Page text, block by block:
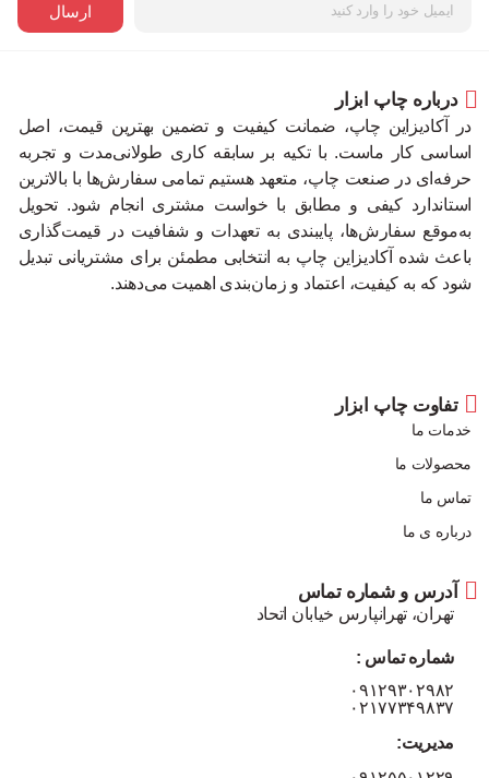
ارسال
درباره چاپ ابزار
در آکادیزاین چاپ، ضمانت کیفیت و تضمین بهترین قیمت، اصل
اساسی کار ماست. با تکیه بر سابقه کاری طولانی‌مدت و تجربه
حرفه‌ای در صنعت چاپ، متعهد هستیم تمامی سفارش‌ها با بالاترین
استاندارد کیفی و مطابق با خواست مشتری انجام شود. تحویل
به‌موقع سفارش‌ها، پایبندی به تعهدات و شفافیت در قیمت‌گذاری
باعث شده آکادیزاین چاپ به انتخابی مطمئن برای مشتریانی تبدیل
شود که به کیفیت، اعتماد و زمان‌بندی اهمیت می‌دهند.
تفاوت چاپ ابزار
خدمات ما
محصولات ما
تماس ما
درباره ی ما
آدرس و شماره تماس
تهران، تهرانپارس خیابان اتحاد
شماره تماس :
۰۹۱۲۹۳۰۲۹۸۲
۰۲۱۷۷۳۴۹۸۳۷
مدیریت: